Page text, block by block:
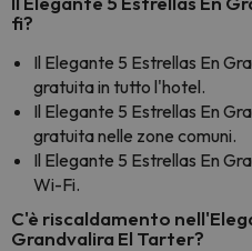
fi?
Il Elegante 5 Estrellas En
gratuita in tutto l'hotel.
Il Elegante 5 Estrellas En
gratuita nelle zone comuni.
Il Elegante 5 Estrellas En
Wi-Fi.
C'è riscaldamento
Grandvalira El Tarter?